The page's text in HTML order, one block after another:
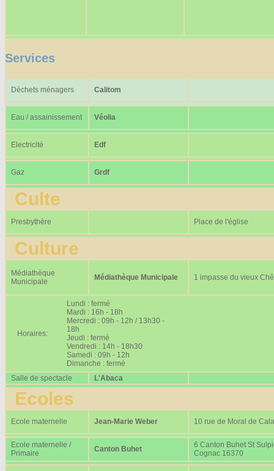
Services
Déchets ménagers Calitom
Eau / assainissement Véolia
Electricité Edf
Gaz Grdf
Culte
Presbythère Place de l'église
Culture
Médiathèque
Municipale
Médiathèque Municipale 1 impasse du vieux
Horaires:
Lundi : fermé
Mardi : 16h - 18h
Mercredi : 09h - 12h / 13h30 -
18h
Jeudi : fermé
Vendredi : 14h - 18h30
Samedi : 09h - 12h
Dimanche : fermé
Salle de spectacle
L'Abaca
Ecoles
Ecole maternelle Jean-Marie Weber 10 rue de Moral de
Ecole maternelle /
Primaire
Canton Buhet
6 Canton Buhet St
Cognac 16370